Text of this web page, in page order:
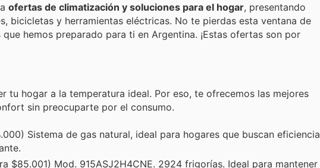
ofertas de climatización y soluciones para el hogar, presentando
bicicletas y herramientas eléctricas. No te pierdas esta ventana de
hemos preparado para ti en Argentina. ¡Estas ofertas son por
tu hogar a la temperatura ideal. Por eso, te ofrecemos las mejores
sin preocuparte por el consumo.
Sistema de gas natural, ideal para hogares que buscan eficiencia
$85.001) Mod. 915ASJ2H4CNE. 2924 frigorías. Ideal para mantener